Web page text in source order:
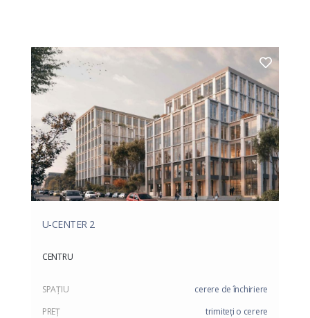
U-CENTER 2
CENTRU
SPAŢIU
cerere de închiriere
PREŢ
trimiteți o cerere